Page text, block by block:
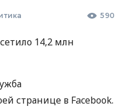
590
14,2 млн
странице в Facebook.